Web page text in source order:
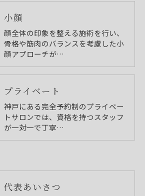
小顔
顔全体の印象を整える施術を行い、
骨格や筋肉のバランスを考慮した小
顔アプローチが…
プライベート
神戸にある完全予約制のプライベー
トサロンでは、資格を持つスタッフ
が一対一で丁寧…
代表あいさつ